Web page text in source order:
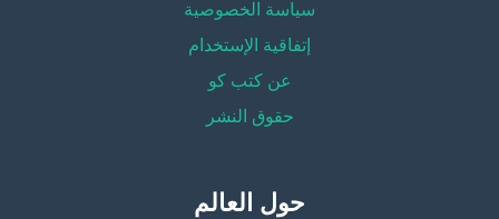
سياسة الخصوصية
إتفاقية الإستخدام
عن كتب كو
حقوق النشر
حول العالم